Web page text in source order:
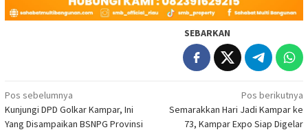
SEBARKAN
Navigasi
pos
Pos sebelumnya
Kunjungi DPD Golkar Kampar, Ini
Yang Disampaikan BSNPG Provinsi
Pos berikutnya
Semarakkan Hari Jadi Kampar ke
73, Kampar Expo Siap Digelar